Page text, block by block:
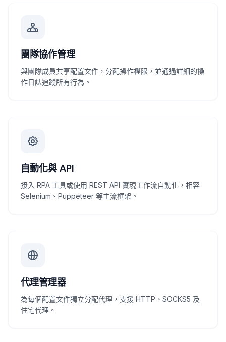
團隊協作管理
與團隊成員共享配置文件，分配操作權限，並通過詳細的操
作日誌追蹤所有行為。
自動化與 API
接入 RPA 工具或使用 REST API 實現工作流自動化，相容
Selenium、Puppeteer 等主流框架。
代理管理器
為每個配置文件獨立分配代理，支援 HTTP、SOCKS5 及
住宅代理。